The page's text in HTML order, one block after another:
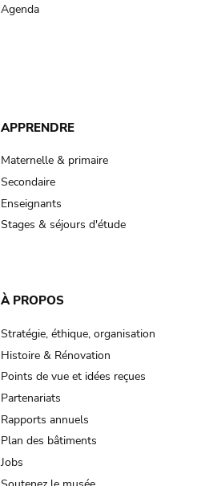
Agenda
APPRENDRE
Maternelle & primaire
Secondaire
Enseignants
Stages & séjours d'étude
À PROPOS
Stratégie, éthique, organisation
Histoire & Rénovation
Points de vue et idées reçues
Partenariats
Rapports annuels
Plan des bâtiments
Jobs